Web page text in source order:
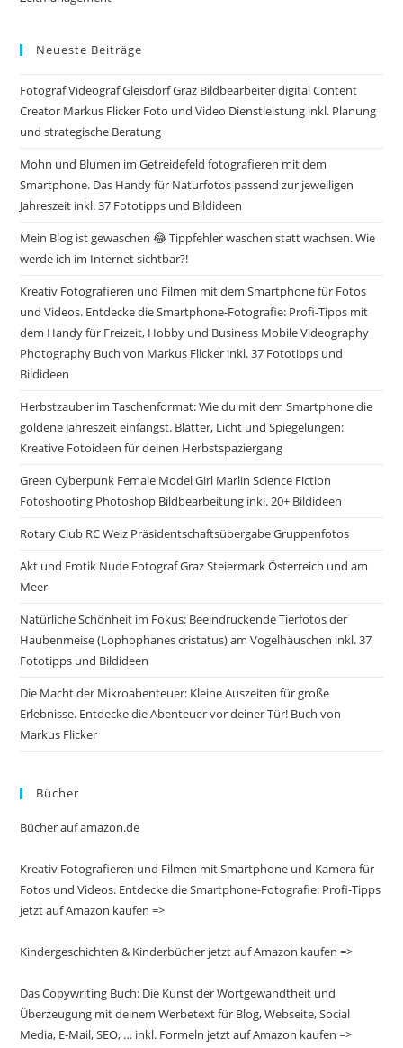
Neueste Beiträge
Fotograf Videograf Gleisdorf Graz Bildbearbeiter digital Content
Creator Markus Flicker Foto und Video Dienstleistung inkl. Planung
und strategische Beratung
Mohn und Blumen im Getreidefeld fotografieren mit dem
Smartphone. Das Handy für Naturfotos passend zur jeweiligen
Jahreszeit inkl. 37 Fototipps und Bildideen
Mein Blog ist gewaschen 😂 Tippfehler waschen statt wachsen. Wie
werde ich im Internet sichtbar?!
Kreativ Fotografieren und Filmen mit dem Smartphone für Fotos
und Videos. Entdecke die Smartphone-Fotografie: Profi-Tipps mit
dem Handy für Freizeit, Hobby und Business Mobile Videography
Photography Buch von Markus Flicker inkl. 37 Fototipps und
Bildideen
Herbstzauber im Taschenformat: Wie du mit dem Smartphone die
goldene Jahreszeit einfängst. Blätter, Licht und Spiegelungen:
Kreative Fotoideen für deinen Herbstspaziergang
Green Cyberpunk Female Model Girl Marlin Science Fiction
Fotoshooting Photoshop Bildbearbeitung inkl. 20+ Bildideen
Rotary Club RC Weiz Präsidentschaftsübergabe Gruppenfotos
Akt und Erotik Nude Fotograf Graz Steiermark Österreich und am
Meer
Natürliche Schönheit im Fokus: Beeindruckende Tierfotos der
Haubenmeise (Lophophanes cristatus) am Vogelhäuschen inkl. 37
Fototipps und Bildideen
Die Macht der Mikroabenteuer: Kleine Auszeiten für große
Erlebnisse. Entdecke die Abenteuer vor deiner Tür! Buch von
Markus Flicker
Bücher
Bücher auf amazon.de
Kreativ Fotografieren und Filmen mit Smartphone und Kamera für
Fotos und Videos. Entdecke die Smartphone-Fotografie: Profi-Tipps
jetzt auf Amazon kaufen =>
Kindergeschichten & Kinderbücher jetzt auf Amazon kaufen =>
Das Copywriting Buch: Die Kunst der Wortgewandtheit und
Überzeugung mit deinem Werbetext für Blog, Webseite, Social
Media, E-Mail, SEO, … inkl. Formeln jetzt auf Amazon kaufen =>